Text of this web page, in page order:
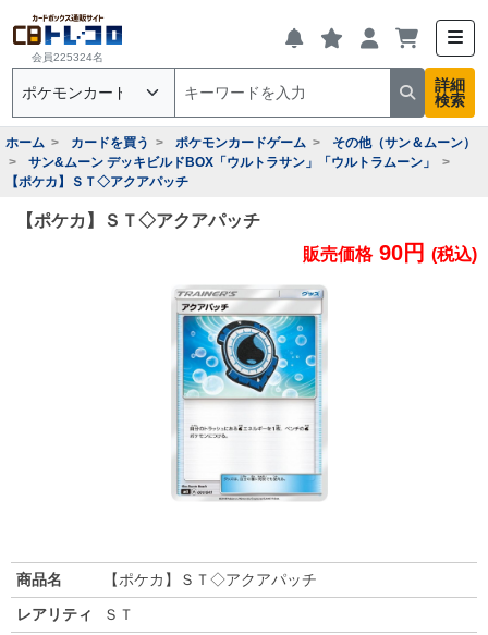
会員225324名
詳細
検索
ホーム カードを買う ポケモンカードゲーム
その他（サン＆ムーン）
サン&ムーン デッキビルドBOX「ウルトラサン」「ウルトラムーン」
【ポケカ】ＳＴ◇アクアパッチ
【ポケカ】ＳＴ◇アクアパッチ
販売価格 90円 (税込)
商品名
【ポケカ】ＳＴ◇アクアパッチ
レアリティ
ＳＴ